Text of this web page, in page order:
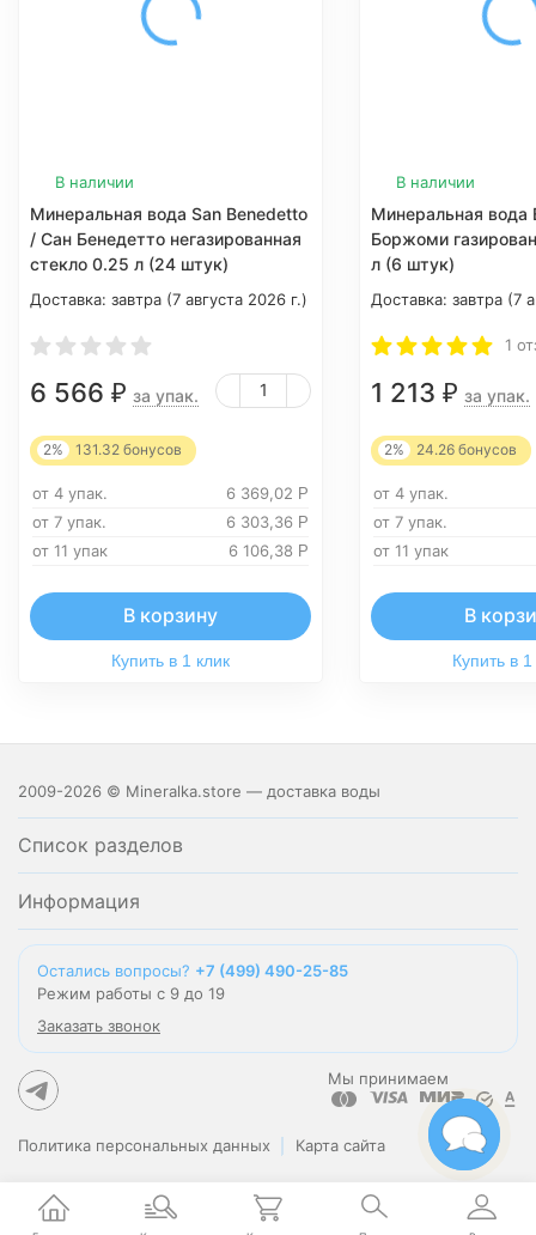
В наличии
Минеральная вода San Benedetto
/ Сан Бенедетто негазированная
стекло 0.25 л (24 штук)
Доставка: завтра (7 августа 2026 г.)
6 566 ₽ за упак.
2% 131.32 бонусов
от 4 упак. 6 369,02 Р
от 7 упак. 6 303,36 Р
от 11 упак 6 106,38 Р
В корзину
Купить в 1 клик
В наличии
Минеральная вода
Боржоми
л (6 штук)
Доставка: завтра (7
1
1 213 ₽ за упак.
2% 24.26 бонусов
от 4 упак.
от 7 упак.
от 11 упак
В
Купить в 1
2009-2026 © Mineralka.store — доставка воды
Список разделов
Информация
Остались вопросы? +7 (499) 490-25-85
Режим работы с 9 до 19
Заказать звонок
Мы принимаем
Политика персональных данных Карта сайта